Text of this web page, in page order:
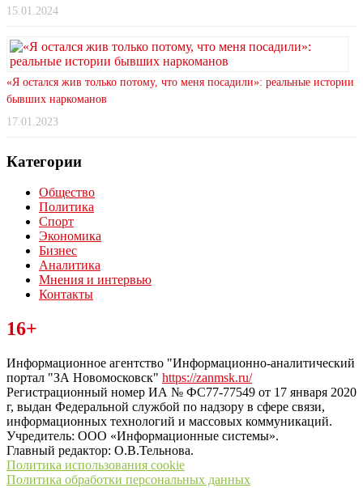
15.01.2024
«Я остался жив только потому, что меня посадили»: реальные истории
бывших наркоманов
17.01.2023
Категории
Общество
Политика
Спорт
Экономика
Бизнес
Аналитика
Мнения и интервью
Контакты
Читайте последние новости дня в Тульской области на сайте
“ЗаНовомосковск”
16+
Информационное агентство "Информационно-аналитический
портал "ЗА Новомосковск" https://zanmsk.ru/
Регистрационный номер ИА № ФС77-77549 от 17 января 2020
г, выдан Федеральной службой по надзору в сфере связи,
информационных технологий и массовых коммуникаций.
Учредитель: ООО «Информационные системы».
Главный редактор: О.В.Тельнова.
Политика использования cookie
Политика обработки персональных данных